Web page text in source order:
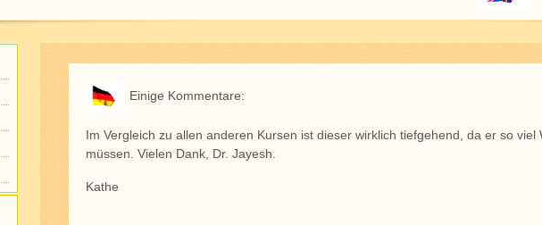
Einige Kommentare:
Im Vergleich zu allen anderen Kursen ist dieser wirklich tiefgehend, da er so
müssen. Vielen Dank, Dr. Jayesh.
Kathe